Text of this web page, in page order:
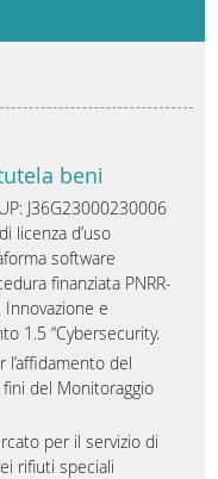
beni
J36G23000230006
licenza d’uso
software
finanziata PNRR-
Innovazione e
1.5 “Cybersecurity.
l’affidamento del
del Monitoraggio
per il servizio di
rifiuti speciali